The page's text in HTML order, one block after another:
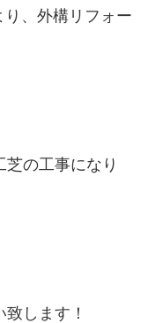
、外構リフォー
の工事になり
します！